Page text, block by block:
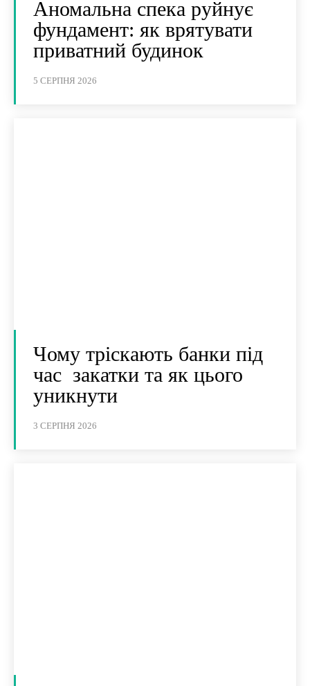
Аномальна спека руйнує
фундамент: як врятувати
приватний будинок
5 СЕРПНЯ 2026
Чому тріскають банки під
час закатки та як цього
уникнути
3 СЕРПНЯ 2026